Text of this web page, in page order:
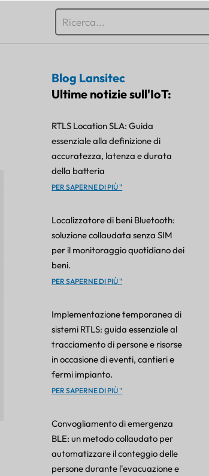
Blog Lansitec
Ultime notizie sull'IoT:
RTLS Location SLA: Guida
essenziale alla definizione di
accuratezza, latenza e durata
della batteria
PER SAPERNE DI PIÙ "
Localizzatore di beni Bluetooth:
soluzione collaudata senza SIM
per il monitoraggio quotidiano dei
beni.
PER SAPERNE DI PIÙ "
Implementazione temporanea di
sistemi RTLS: guida essenziale al
tracciamento di persone e risorse
in occasione di eventi, cantieri e
fermi impianto.
PER SAPERNE DI PIÙ "
Convogliamento di emergenza
BLE: un metodo collaudato per
automatizzare il conteggio delle
persone durante l'evacuazione e